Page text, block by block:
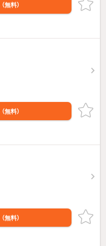
（無料）
（無料）
（無料）